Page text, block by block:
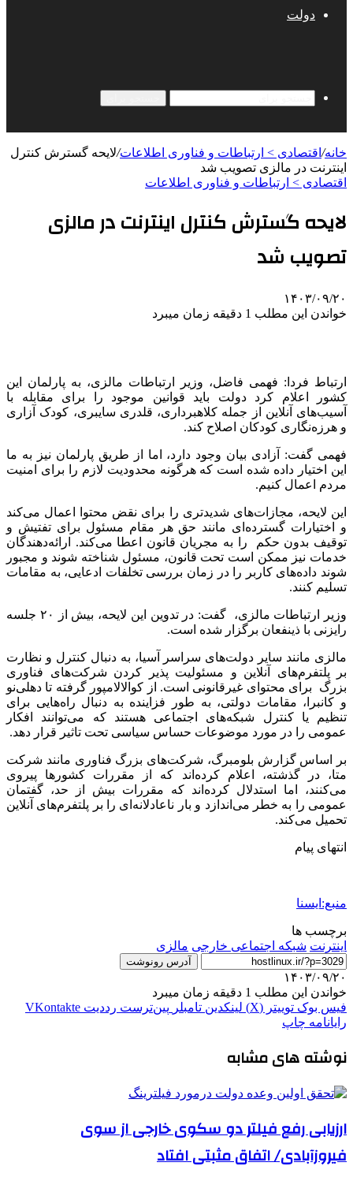
دولت
خانه/ اقتصادی > ارتباطات و فناوری اطلاعات/لایحه گسترش کنترل
اینترنت در مالزی تصویب شد
اقتصادی > ارتباطات و فناوری اطلاعات
لایحه گسترش کنترل اینترنت در مالزی
تصویب شد
۱۴۰۳/۰۹/۲۰
خواندن این مطلب 1 دقیقه زمان میبرد
ارتباط فردا: فهمی فاضل، وزیر ارتباطات مالزی، به پارلمان این
کشور اعلام کرد دولت باید قوانین موجود را برای مقابله با
آسیب‌های آنلاین از جمله کلاهبرداری، قلدری سایبری، کودک آزاری
و هرزه‌نگاری کودکان اصلاح کند.
فهمی گفت: آزادی بیان وجود دارد، اما از طریق پارلمان نیز به ما
این اختیار داده شده است که هرگونه محدودیت لازم را برای امنیت
مردم اعمال کنیم.
این لایحه، مجازات‌های شدیدتری را برای نقض محتوا اعمال می‌کند
و اختیارات گسترده‌ای مانند حق هر مقام مسئول برای تفتیش و
توقیف بدون حکم را به مجریان قانون اعطا می‌کند. ارائه‌دهندگان
خدمات نیز ممکن است تحت قانون، مسئول شناخته شوند و مجبور
شوند داده‌های کاربر را در زمان بررسی تخلفات ادعایی، به مقامات
تسلیم کنند.
وزیر ارتباطات مالزی، گفت: در تدوین این لایحه، بیش از ۲۰ جلسه
رایزنی با ذینفعان برگزار شده است.
مالزی مانند سایر دولت‌های سراسر آسیا، به دنبال کنترل و نظارت
بر پلتفرم‌های آنلاین و مسئولیت پذیر کردن شرکت‌های فناوری
بزرگ برای محتوای غیرقانونی است. از کوالالامپور گرفته تا دهلی‌نو
و کانبرا، مقامات دولتی، به طور فزاینده به دنبال راه‌هایی برای
تنظیم یا کنترل شبکه‌های اجتماعی هستند که می‌توانند افکار
عمومی را در مورد موضوعات حساس سیاسی تحت تاثیر قرار دهد.
بر اساس گزارش بلومبرگ، شرکت‌های بزرگ فناوری مانند شرکت
متا، در گذشته، اعلام کرده‌اند که از مقررات کشورها پیروی
می‌کنند، اما استدلال کرده‌اند که مقررات بیش از حد، گفتمان
عمومی را به خطر می‌اندازد و بار ناعادلانه‌ای را بر پلتفرم‌های آنلاین
تحمیل می‌کند.
انتهای پیام
منبع:ایسنا
برچسب ها
اينترنت شبکه اجتماعی خارجی مالزی
آدرس رونوشت
۱۴۰۳/۰۹/۲۰
خواندن این مطلب 1 دقیقه زمان میبرد
فیس بوک توییتر (X) لینکدین ‫تامبلر ‫پین‌ترست ‫رددیت ‫VKontakte
رایانامه چاپ
نوشته های مشابه
ارزیابی رفع فیلتر دو سکوی خارجی از سوی
فیروزآبادی/ اتفاق مثبتی افتاد